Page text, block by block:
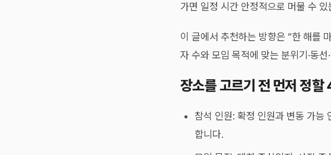
가면 일정 시간 안정적으로 머물 수
이 글에서 추천하는 방향은 “한 해를
자 수와 모임 목적에 맞는 분위기·동
장소를 고르기 전 먼저 정할
참석 인원: 확정 인원과 변동 가능
합니다.